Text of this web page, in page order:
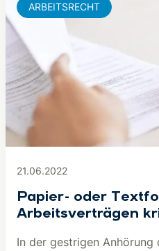
21.06.2022
Papier- oder
Arbeitsverträgen
In der gestrigen Anhörung
ARBEITSRECHT